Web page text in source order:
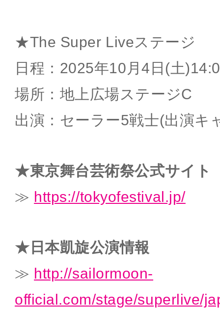
★The Super Liveステージ
日程：2025年10月4日(土
場所：地上広場ステージC
出演：セーラー5戦士(出演キ
★東京舞台芸術祭公式サイト
≫ https://tokyofestival.jp/
★日本凱旋公演情報
≫ http://sailormoon-
official.com/stage/superlive/